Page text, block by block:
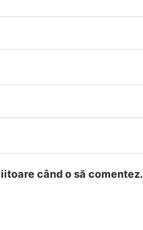
când o să comentez.